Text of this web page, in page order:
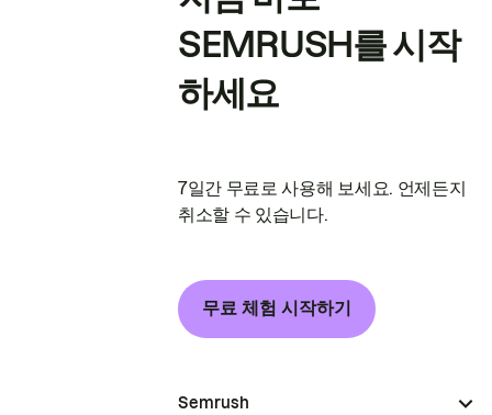
SEMRUSH를 시작
하세요
7일간 무료로 사용해 보세요. 언제든지
취소할 수 있습니다.
무료 체험 시작하기
Semrush